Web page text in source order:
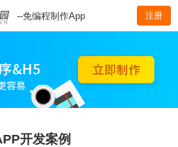
--免编程制作App 注册
开发案例